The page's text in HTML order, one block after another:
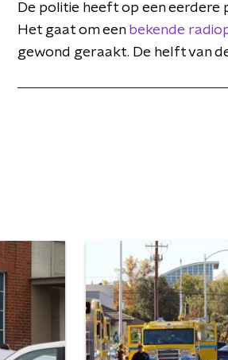
De politie heeft op een eerdere
Het gaat om een bekende
gewond geraakt. De helft van